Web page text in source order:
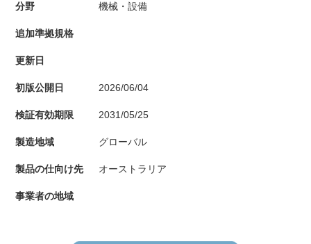
分野 機械・設備
追加準拠規格
更新日
初版公開日 2026/06/04
検証有効期限 2031/05/25
製造地域 グローバル
製品の仕向け先 オーストラリア
事業者の地域